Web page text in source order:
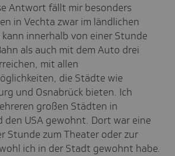
Antwort fällt mir besonders
in Vechta zwar im ländlichen
kann innerhalb von einer Stunde
als auch mit dem Auto drei
mit allen
die Städte wie
und Osnabrück bieten. Ich
großen Städten in
den USA gewohnt. Dort war eine
Stunde zum Theater oder zur
ich in der Stadt gewohnt habe.